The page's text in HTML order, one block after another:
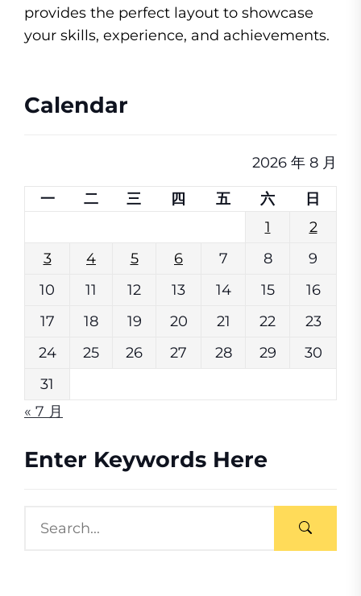
provides the perfect layout to showcase
your skills, experience, and achievements.
Calendar
2026 年 8 月
一 二 三 四 五 六
日
1
2
3
4 5 6 7 8
9
10
11 12 13 14 15
16
17
18 19 20 21 22
23
24
25 26 27 28 29
30
31
« 7 月
Enter Keywords Here